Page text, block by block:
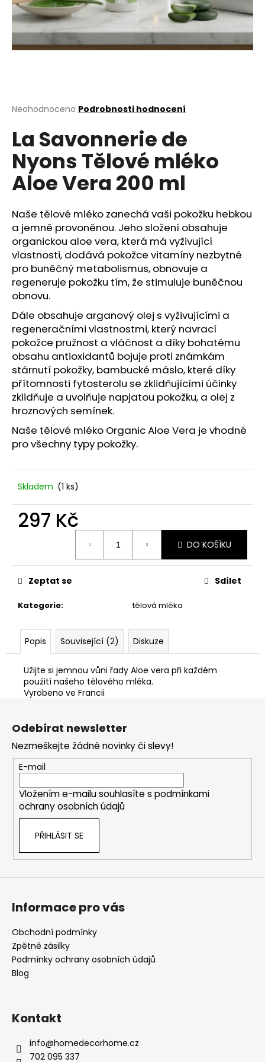
Průměrné
produktu
je
0,0
hvězdiček.
Neohodnoceno Podrobnosti hodnocení
La Savonnerie de
Nyons Tělové mléko
Aloe Vera 200 ml
Naše tělové mléko zanechá vaši pokožku hebkou
a jemně provoněnou. Jeho složení obsahuje
organickou aloe vera, která má vyživující
vlastnosti, dodává pokožce vitamíny nezbytné
pro buněčný metabolismus, obnovuje a
regeneruje pokožku tím, že stimuluje buněčnou
obnovu.
Dále obsahuje arganový olej s vyživujícími a
regeneračními vlastnostmi, který navrací
pokožce pružnost a vláčnost a díky bohatému
obsahu antioxidantů bojuje proti známkám
stárnutí pokožky, bambucké máslo, které díky
přítomnosti fytosterolu se zklidňujícími účinky
zklidňuje a uvolňuje napjatou pokožku, a olej z
hroznových semínek.
Naše tělové mléko Organic Aloe Vera je vhodné
pro všechny typy pokožky.
Skladem (1 ks)
297 Kč
DO KOŠÍKU
Kategorie: tělová mléka
Zeptat se Sdílet
Popis Související (2) Diskuze
Užijte si jemnou vůni řady Aloe vera při každém
použití našeho tělového mléka.
Vyrobeno ve Francii
a
j
í
HLEDAT
D
p
o
r
u
č
u
j
m
e
UMĚLÝ
ŠEŘÍK
60
CM.
99
Odebírat newsletter
Nezmeškejte žádné novinky či slevy!
E-mail
Vložením e-mailu souhlasíte s podmínkami
ochrany osobních údajů
PŘIHLÁSIT SE
Informace pro vás
Obchodní podmínky
Zpětné zásilky
Podmínky ochrany osobních údajů
Blog
Kontakt
info@homedecorhome.cz
702 095 337